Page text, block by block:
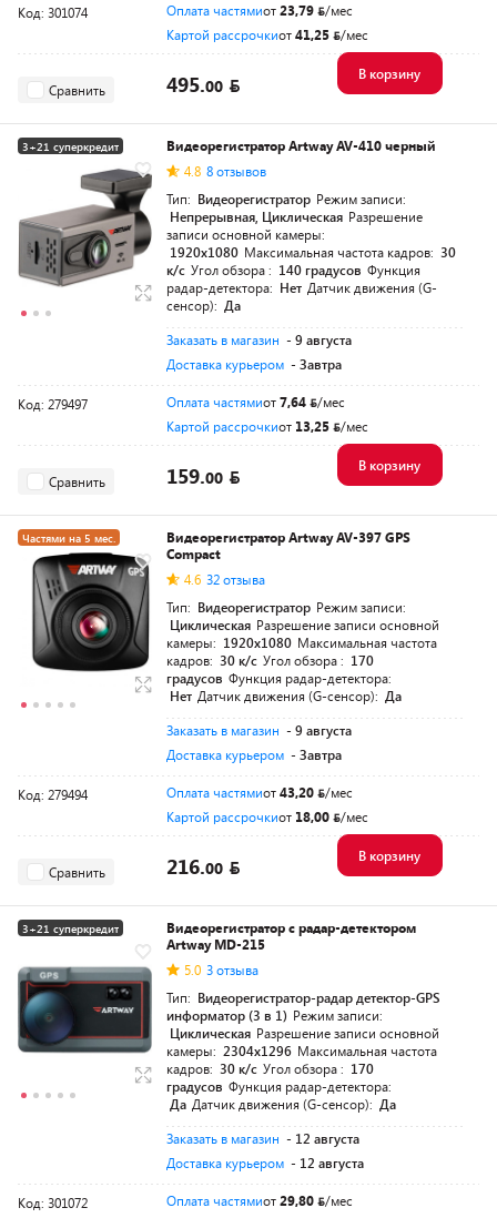
Код: 301074 Оплата частямиот23,79
/мес
Картой рассрочкиот41,25 /мес
Сравнить 495.00
В корзину
3+21 суперкредит
Видеорегистратор Artway AV-410 черный
4.8 8 отзывов
Тип: Видеорегистратор Режим записи:
Непрерывная, Циклическая Разрешение
записи основной камеры:
1920x1080 Максимальная частота кадров: 30
к/с Угол обзора : 140 градусов Функция
радар-детектора: Нет Датчик движения (G-
сенсор): Да
Заказать в магазин - 9 августа
Доставка курьером - Завтра
Код: 279497 Оплата частямиот7,64
/мес
Картой рассрочкиот 13,25 /мес
Сравнить 159.00
В корзину
Частями на 5 мес.
Видеорегистратор Artway AV-397 GPS
Compact
4.6 32 отзыва
Тип: Видеорегистратор Режим записи:
Циклическая Разрешение записи основной
камеры: 1920x1080 Максимальная частота
кадров: 30 к/с Угол обзора : 170
градусов Функция радар-детектора:
Нет Датчик движения (G-сенсор): Да
Заказать в магазин - 9 августа
Доставка курьером - Завтра
Код: 279494 Оплата частямиот43,20
/мес
Картой рассрочкиот 18,00 /мес
Сравнить 216.00
В корзину
3+21 суперкредит
Видеорегистратор с радар-детектором
Artway MD-215
5.0 3 отзыва
Тип: Видеорегистратор-радар детектор-GPS
информатор (3 в 1) Режим записи:
Циклическая Разрешение записи основной
камеры: 2304x1296 Максимальная частота
кадров: 30 к/с Угол обзора : 170
градусов Функция радар-детектора:
Да Датчик движения (G-сенсор): Да
Заказать в магазин - 12 августа
Доставка курьером - 12 августа
Код: 301072 Оплата частямиот29,80
/мес